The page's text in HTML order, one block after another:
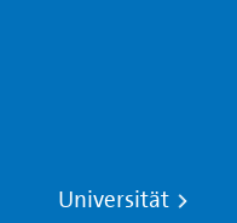
Universität